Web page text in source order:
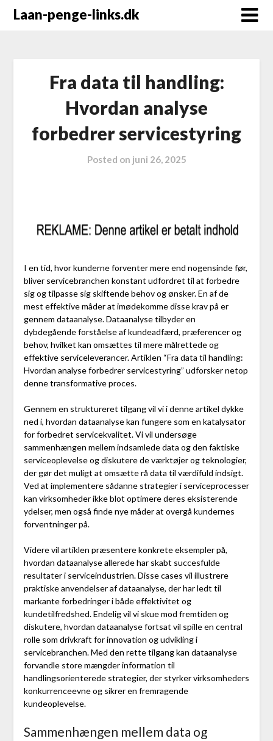
Laan-penge-links.dk
Fra data til handling:
Hvordan analyse
forbedrer servicestyring
Posted on juni 26, 2025
I en tid, hvor kunderne forventer mere end nogensinde før,
bliver servicebranchen konstant udfordret til at forbedre
sig og tilpasse sig skiftende behov og ønsker. En af de
mest effektive måder at imødekomme disse krav på er
gennem dataanalyse. Dataanalyse tilbyder en
dybdegående forståelse af kundeadfærd, præferencer og
behov, hvilket kan omsættes til mere målrettede og
effektive serviceleverancer. Artiklen “Fra data til handling:
Hvordan analyse forbedrer servicestyring” udforsker netop
denne transformative proces.
Gennem en struktureret tilgang vil vi i denne artikel dykke
ned i, hvordan dataanalyse kan fungere som en katalysator
for forbedret servicekvalitet. Vi vil undersøge
sammenhængen mellem indsamlede data og den faktiske
serviceoplevelse og diskutere de værktøjer og teknologier,
der gør det muligt at omsætte rå data til værdifuld indsigt.
Ved at implementere sådanne strategier i serviceprocesser
kan virksomheder ikke blot optimere deres eksisterende
ydelser, men også finde nye måder at overgå kundernes
forventninger på.
Videre vil artiklen præsentere konkrete eksempler på,
hvordan dataanalyse allerede har skabt succesfulde
resultater i serviceindustrien. Disse cases vil illustrere
praktiske anvendelser af dataanalyse, der har ledt til
markante forbedringer i både effektivitet og
kundetilfredshed. Endelig vil vi skue mod fremtiden og
diskutere, hvordan dataanalyse fortsat vil spille en central
rolle som drivkraft for innovation og udvikling i
servicebranchen. Med den rette tilgang kan dataanalyse
forvandle store mængder information til
handlingsorienterede strategier, der styrker virksomheders
konkurrenceevne og sikrer en fremragende
kundeoplevelse.
Sammenhængen mellem data og